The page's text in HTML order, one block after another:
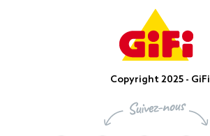
Copyright 2025 - GiFi